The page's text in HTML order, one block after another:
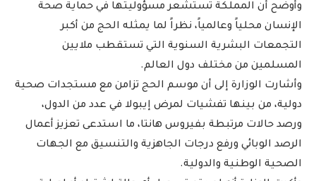
وأوضح أن المملكة تستشعر مسؤوليتها في حماية صحة
الإنسان محلياً وعالمياً، نظراً لما يمثله الحج من أكبر
التجمعات البشرية السنوية التي تستقطب ملايين
المسلمين من مختلف دول العالم.
وأشارت الوزارة إلى أن موسم الحج تزامن مع مستجدات صحية
دولية، من بينها تفشيات لمرض إيبولا في عدد من الدول،
ورصد حالات مرتبطة بفيروس هانتا، ما استدعى تعزيز أعمال
الرصد الوبائي ورفع درجات الجاهزية والتنسيق مع الجهات
الصحية الوطنية والدولية.